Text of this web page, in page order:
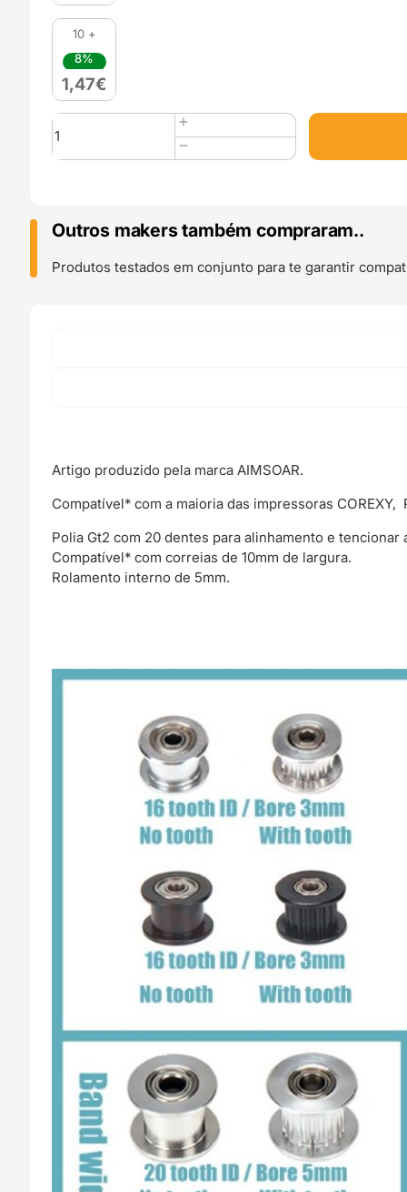
10 +
8%
1,47€
Quantidade
de
Polia
Correia
GT2
20
timing
belt
pulley
-
AIMSOAR
Outros makers também compraram..
Produtos testados em conjunto para te garantir
Artigo produzido pela marca AIMSOAR.
Compatível* com a maioria das impressoras
Polia Gt2 com 20 dentes para alinhamento e tencionar
Compatível* com correias de 10mm de largura.
Rolamento interno de 5mm.